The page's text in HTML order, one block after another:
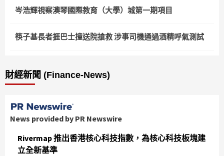
岑浩輝視察澳琴國際教育（大學）城第一期項目
筷子基長者捱巴士撞送院搶救 涉事司機通過酒精呼氣測試
財經新聞 (Finance-News)
News provided by PR Newswire
Rivermap 推出香港核心科技指數，為核心科技板塊建
立全新基準